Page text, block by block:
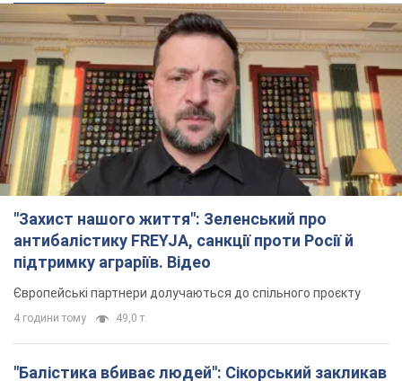
"Захист нашого життя": Зеленський про
антибалістику FREYJA, санкції проти Росії й
підтримку аграріїв. Відео
Європейські партнери долучаються до спільного проєкту
4 години тому 49,0 т.
"Балістика вбиває людей": Сікорський закликав